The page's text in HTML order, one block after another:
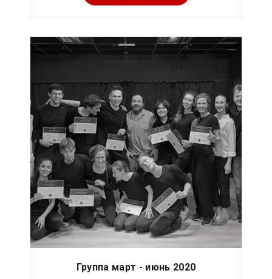
Группа март - июнь 2020